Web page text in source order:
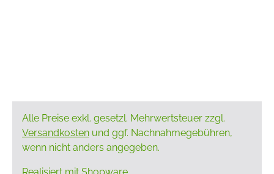
Alle Preise exkl. gesetzl. Mehrwertsteuer zzgl.
Versandkosten und ggf. Nachnahmegebühren,
wenn nicht anders angegeben.